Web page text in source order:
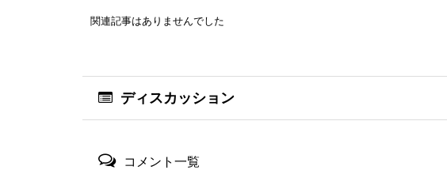
関連記事はありませんでした
ディスカッション
コメント一覧